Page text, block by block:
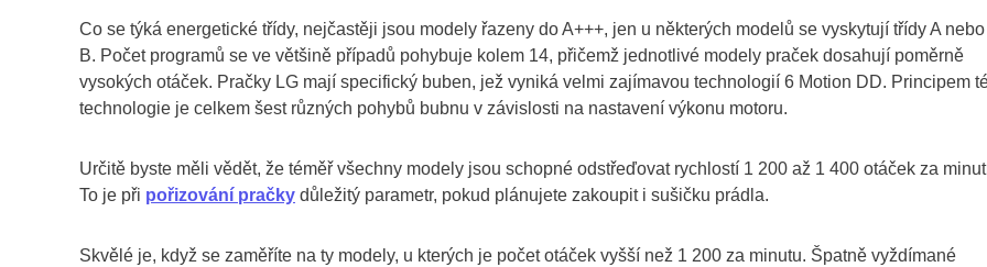
Co se týká energetické třídy, nejčastěji jsou modely řazeny do A+++, jen u některých modelů se vyskytují třídy A nebo
B. Počet programů se ve většině případů pohybuje kolem 14, přičemž jednotlivé modely praček dosahují poměrně
vysokých otáček. Pračky LG mají specifický buben, jež vyniká velmi zajímavou technologií 6 Motion DD. Principem
technologie je celkem šest různých pohybů bubnu v závislosti na nastavení výkonu motoru.
Určitě byste měli vědět, že téměř všechny modely jsou schopné odstřeďovat rychlostí 1 200 až 1 400 otáček za
To je při pořizování pračky důležitý parametr, pokud plánujete zakoupit i sušičku prádla.
Skvělé je, když se zaměříte na ty modely, u kterých je počet otáček vyšší než 1 200 za minutu. Špatně vyždímané